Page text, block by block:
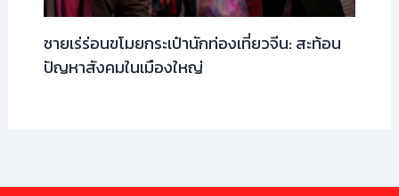
ชายเร่ร่อนขโมยกระเป๋านักท่องเที่ยวจีน: สะท้อน
ปัญหาสังคมในเมืองใหญ่